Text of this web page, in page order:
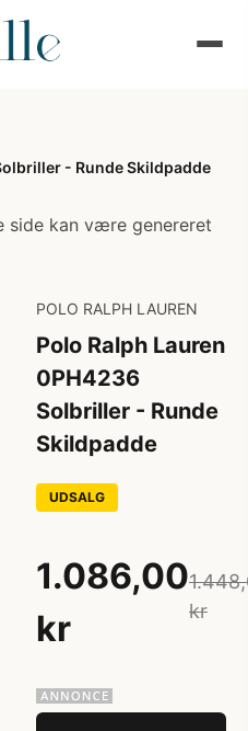
- Runde Skildpadde
side kan være genereret
POLO RALPH LAUREN
Polo Ralph Lauren
0PH4236
Solbriller - Runde
Skildpadde
UDSALG
1.086,00
kr
kr